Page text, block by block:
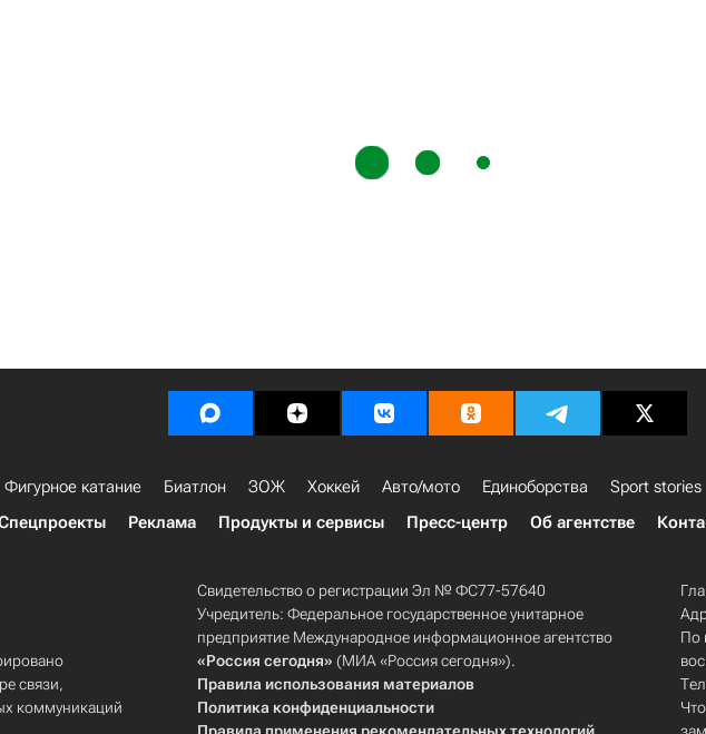
Фигурное катание Биатлон ЗОЖ Хоккей Авто/мото Единоборства Sport stories
Реклама Продукты и сервисы Пресс-центр Об агентстве
связи,
коммуникаций
Свидетельство о регистрации Эл № ФС77-57640
Учредитель: Федеральное государственное унитарное
предприятие Международное информационное агентство
«Россия сегодня» (МИА «Россия сегодня»).
Правила использования материалов
Политика конфиденциальности
По